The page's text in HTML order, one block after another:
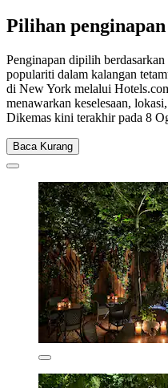
Pilihan
Penginapan dipilih berdasarkan
populariti dalam kalangan
di New York melalui
menawarkan keselesaan,
Dikemas kini terakhir pada 8
Baca Kurang